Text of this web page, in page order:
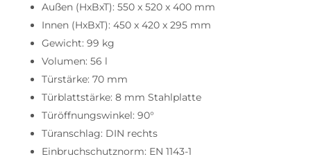
Außen (HxBxT): 550 x 520 x 400 mm
Innen (HxBxT): 450 x 420 x 295 mm
Gewicht: 99 kg
Volumen: 56 l
Türstärke: 70 mm
Türblattstärke: 8 mm Stahlplatte
Türöffnungswinkel: 90°
Türanschlag: DIN rechts
Einbruchschutznorm: EN 1143-1